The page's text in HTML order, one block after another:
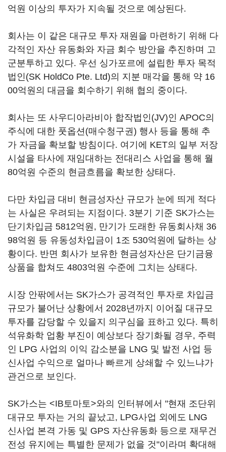
억원 이상의 투자가 지속될 것으로 예상된다.
회사는 이 같은 대규모 투자 재원을 마련하기 위해 다
각적인 자산 유동화와 자금 회수 방안을 추진하며 고
군분투하고 있다. 우선 싱가포르에 설립한 투자 목적
법인(SK HoldCo Pte. Ltd)의 지분 매각을 통해 약 16
00억원의 대금을 회수하기 위해 협의 중이다.
회사는 또 사우디아라비아 합작법인(JV)인 APOC의
주식에 대한 풋옵션(매수청구권) 행사 등을 통해 추
가 자금을 확보할 방침이다. 여기에 KET의 일부 저장
시설을 타사에 재임대하는 전대리스 사업을 통해 월
80억원 수준의 현금흐름을 확보한 상태다.
다만 차입금 대비 현금성자산 규모가 눈에 띄게 적다
는 사실은 우려되는 지점이다. 3분기 기준 SK가스는
단기차입금 5812억원, 만기가 도래한 유동회사채 36
98억원 등 유동성차입금이 1조 530억원에 달하는 상
황이다. 반면 회사가 보유한 현금성자산은 단기금융
상품을 합쳐도 4803억원 수준에 그치는 상태다.
시장 안팎에서는 SK가스가 공격적인 투자로 차입금
규모가 불어난 상황에서 2028년까지 이어질 대규모
투자를 감당할 수 있을지 의구심을 표하고 있다. 특히
석유화학 업황 부진이 예상보다 장기화될 경우, 주력
인 LPG 사업의 이익 감소분을 LNG 및 발전 사업 등
신사업 수익으로 얼마나 빠르게 상쇄할 수 있느냐가
관건으로 보인다.
SK가스는 <IB토마토>와의 인터뷰에서 "현재 조단위
대규모 투자는 거의 끝났고, LPG사업 외에도 LNG
신사업 본격 가동 및 GPS 자산유동화 등으로 재무건
전성 유지에는 특별한 문제가 없을 것"이라며 확대해